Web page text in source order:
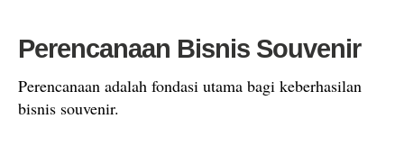
Perencanaan Bisnis Souvenir
Perencanaan adalah fondasi utama bagi keberhasilan
bisnis souvenir.